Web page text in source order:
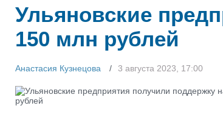
Ульяновские
150 млн рублей
Анастасия Кузнецова 3 августа 2023, 17:00